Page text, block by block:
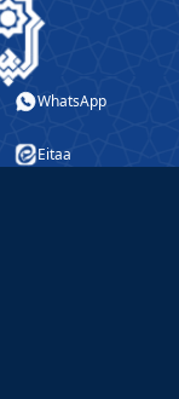
WhatsApp
Eitaa